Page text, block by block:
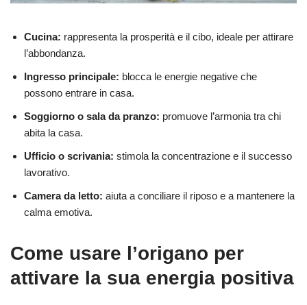
Cucina: rappresenta la prosperità e il cibo, ideale per attirare
l’abbondanza.
Ingresso principale: blocca le energie negative che
possono entrare in casa.
Soggiorno o sala da pranzo: promuove l’armonia tra chi
abita la casa.
Ufficio o scrivania: stimola la concentrazione e il successo
lavorativo.
Camera da letto: aiuta a conciliare il riposo e a mantenere la
calma emotiva.
Come usare l’origano per
attivare la sua energia positiva